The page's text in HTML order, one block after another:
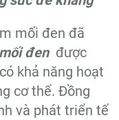
mối đen đã
đenđược
khả năng hoạt
cơ thể. Đồng
và phát triển tế